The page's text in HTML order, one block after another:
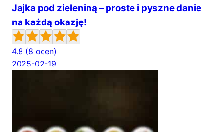
Jajka pod zieleniną – proste i pyszne danie
na każdą okazję!
4.8 (8 ocen)
2025-02-19